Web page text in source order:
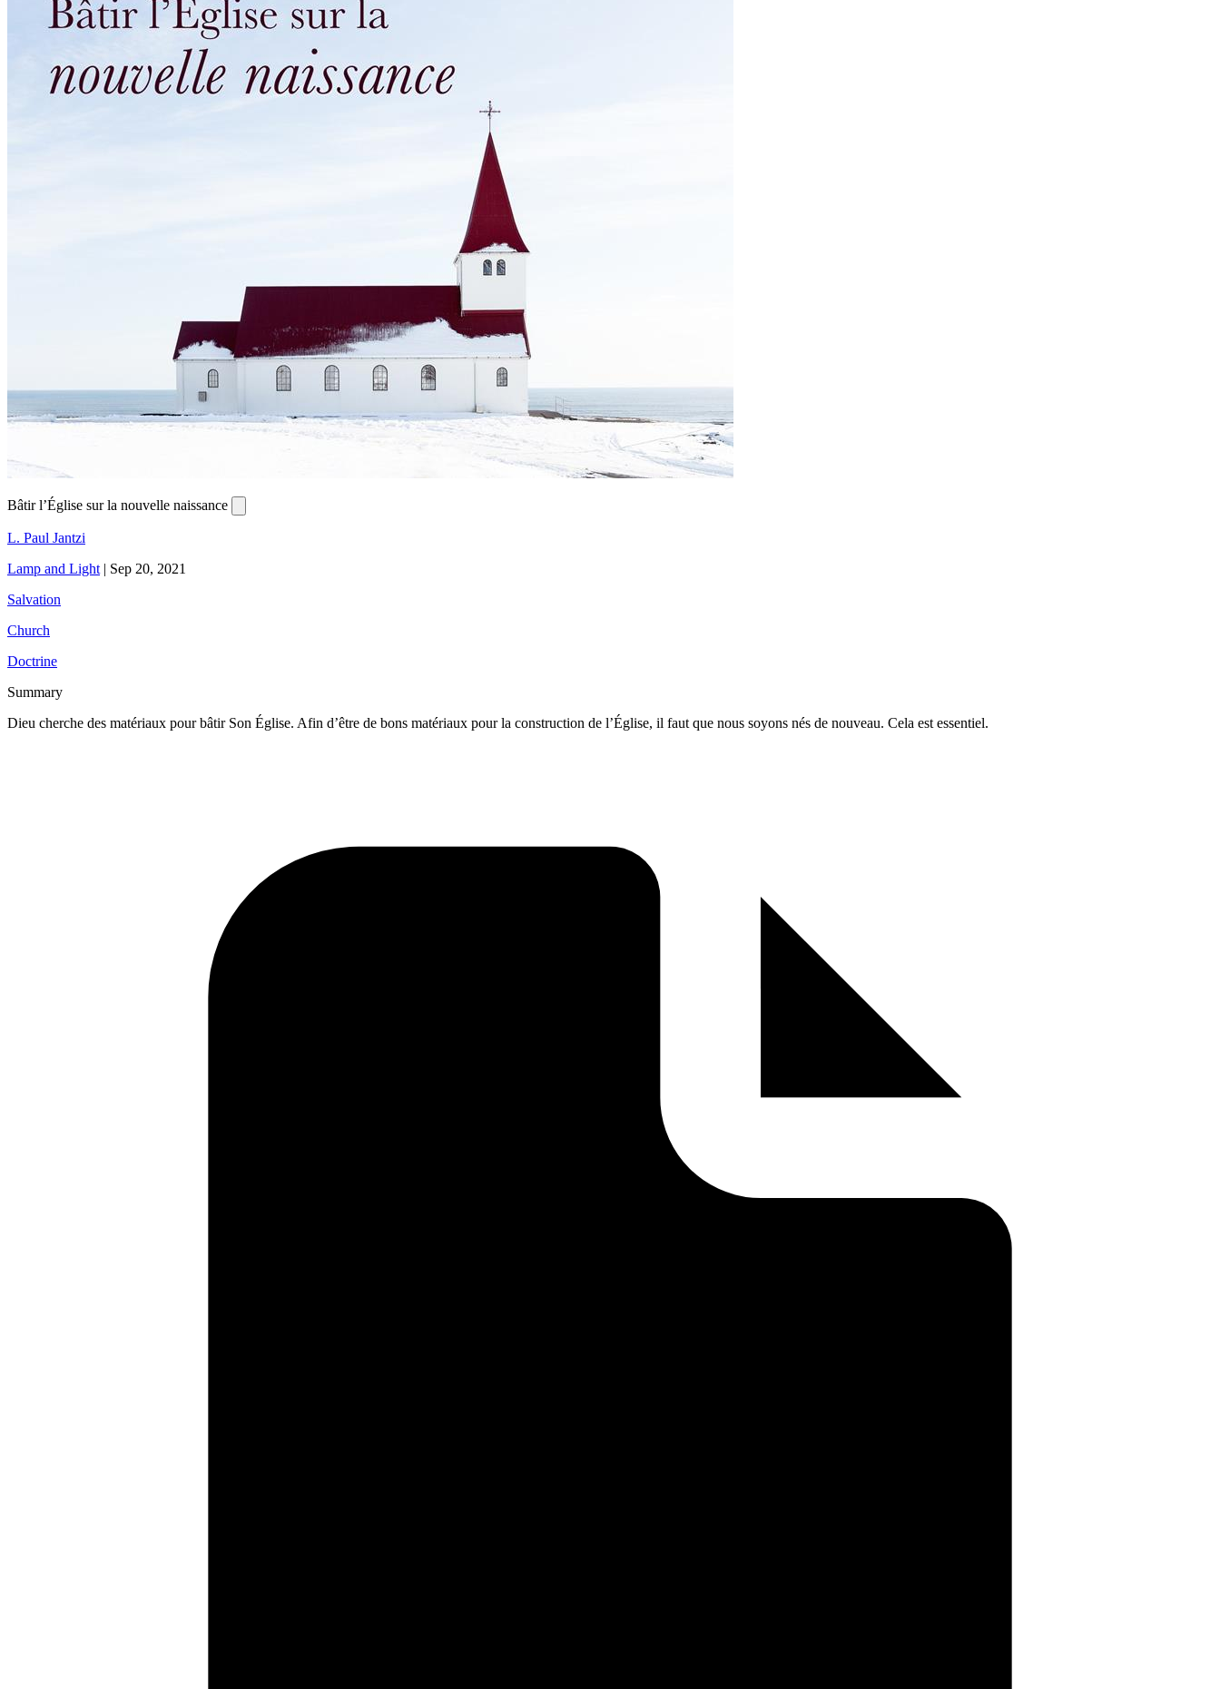
Bâtir l’Église sur la nouvelle naissance
L. Paul Jantzi
Lamp and Light | Sep 20, 2021
Salvation
Church
Doctrine
Summary
Dieu cherche des matériaux pour bâtir Son Église. Afin d’être de bons matériaux pour la construction de l’Église, il faut que nous soyons nés de nouveau. Cela est essentiel.